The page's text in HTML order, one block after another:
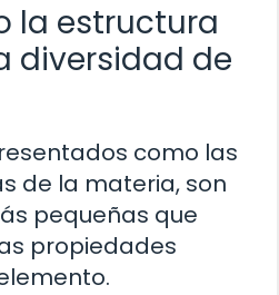
la estructura
diversidad de
como las
de la materia, son
pequeñas que
propiedades